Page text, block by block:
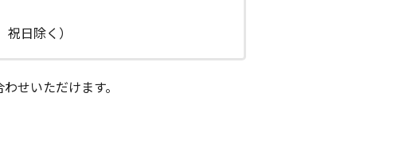
日除く）
せいただけます。